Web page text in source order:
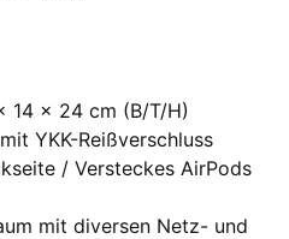
14 x 24 cm (B/T/H)
YKK-Reißverschluss
/ Versteckes AirPods
mit diversen Netz- und